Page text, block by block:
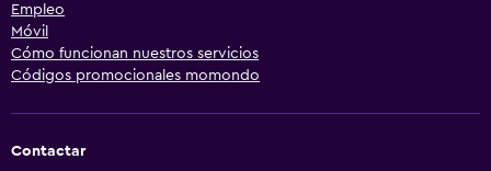
Empleo
Móvil
Cómo funcionan nuestros servicios
Códigos promocionales momondo
Contactar